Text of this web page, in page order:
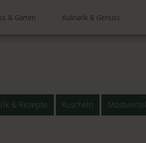
& Garten Kulinarik & Genuss
& Rezepte Kuscheln Mostviertel